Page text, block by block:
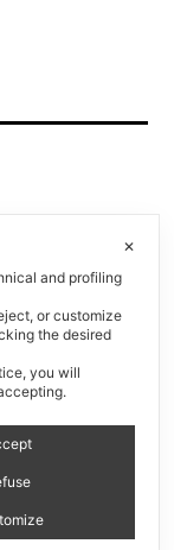
integrated
si stacca e
segna-
oggetto che
e bambini, ma
✕
and profiling
or customize
the desired
you will